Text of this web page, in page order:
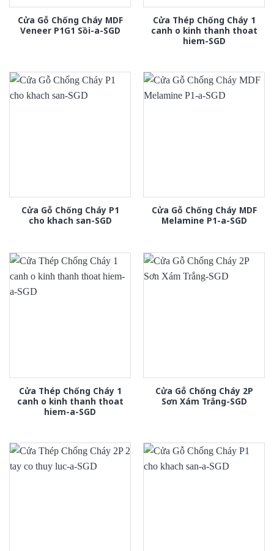
Cửa Gỗ Chống Cháy MDF
Veneer P1G1 Sồi-a-SGD
Cửa Thép Chống Cháy 1
canh o kinh thanh thoat
hiem-SGD
Cửa Gỗ Chống Cháy P1
cho khach san-SGD
Cửa Gỗ Chống Cháy MDF
Melamine P1-a-SGD
Cửa Thép Chống Cháy 1
canh o kinh thanh thoat
hiem-a-SGD
Cửa Gỗ Chống Cháy 2P
Sơn Xám Trắng-SGD